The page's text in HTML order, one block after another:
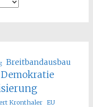
Breitbandausbau
Demokratie
Kronthaler EU